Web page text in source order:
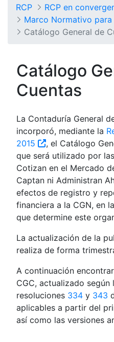
RCP
Catálogo General de
Catálogo
Cuentas
La Contaduría General
incorporó, mediante la
2015
, el Catálogo
que será utilizado por
Cotizan en el Mercado
Captan ni Administran
efectos de registro y
financiera a la CGN, en
que determine este
La actualización de la
realiza de forma
A continuación
CGC, actualizado
resoluciones 334 y 343
aplicables a partir del
así como las versiones